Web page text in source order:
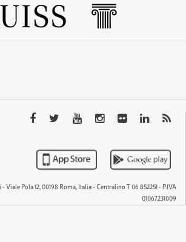
Pola 12, 00198 Roma, Italia - Centralino T 06 852251 - P.IVA
01067231009